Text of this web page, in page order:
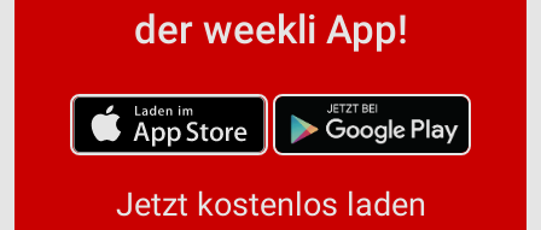
der weekli App!
Jetzt kostenlos laden